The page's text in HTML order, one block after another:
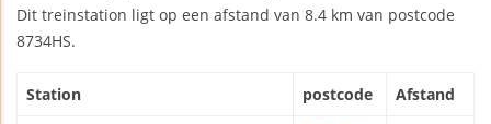
Dit treinstation ligt op een afstand van 8.4 km van postcode
8734HS.
Station postcode Afstand